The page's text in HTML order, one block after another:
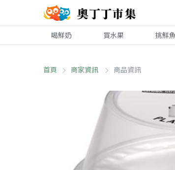
喝鮮奶 買水果 挑鮮魚
首頁 商家資訊 商品資訊